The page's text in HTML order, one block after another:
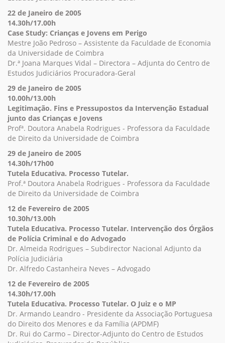
22 de Janeiro de 2005
14.30h/17.00h
Case Study: Crianças e Jovens em Perigo
Mestre João Pedroso – Assistente da Faculdade de Economia
da Universidade de Coimbra
Dr.ª Joana Marques Vidal – Directora – Adjunta do Centro de
Estudos Judiciários Procuradora-Geral
29 de Janeiro de 2005
10.00h/13.00h
Legitimação. Fins e Pressupostos da Intervenção Estadual
junto das Crianças e Jovens
Profª. Doutora Anabela Rodrigues - Professora da Faculdade
de Direito da Universidade de Coimbra
29 de Janeiro de 2005
14.30h/17h00
Tutela Educativa. Processo Tutelar.
Prof.ª Doutora Anabela Rodrigues - Professora da Faculdade
de Direito da Universidade de Coimbra
12 de Fevereiro de 2005
10.30h/13.00h
Tutela Educativa. Processo Tutelar. Intervenção dos Órgãos
de Polícia Criminal e do Advogado
Dr. Almeida Rodrigues – Subdirector Nacional Adjunto da
Polícia Judiciária
Dr. Alfredo Castanheira Neves – Advogado
12 de Fevereiro de 2005
14.30h/17.00h
Tutela Educativa. Processo Tutelar. O Juiz e o MP
Dr. Armando Leandro - Presidente da Associação Portuguesa
do Direito dos Menores e da Família (APDMF)
Dr. Rui do Carmo – Director-Adjunto do Centro de Estudos